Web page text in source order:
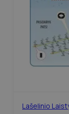
Lašelinio